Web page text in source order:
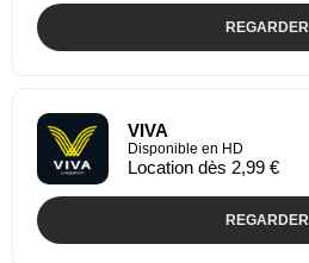
REGARDER
VIVA
Disponible en HD
Location dès 2,99 €
REGARDER